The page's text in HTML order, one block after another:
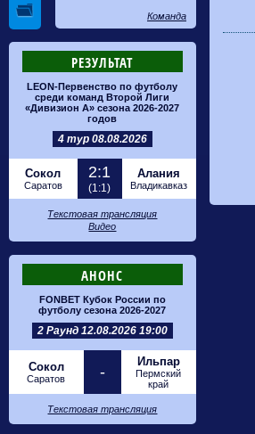
Команда
РЕЗУЛЬТАТ
LEON-Первенство по футболу
среди команд Второй Лиги
«Дивизион А» сезона 2026-2027
годов
4 тур 08.08.2026
Сокол
Саратов
2:1
(1:1)
Алания
Владикавказ
Текстовая трансляция
Видео
АНОНС
FONBET Кубок России по
футболу сезона 2026-2027
2 Раунд 12.08.2026 19:00
Сокол
Саратов -
Ильпар
Пермский
край
Текстовая трансляция